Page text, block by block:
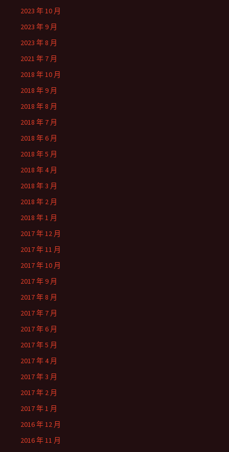
2023 年 10 月
2023 年 9 月
2023 年 8 月
2021 年 7 月
2018 年 10 月
2018 年 9 月
2018 年 8 月
2018 年 7 月
2018 年 6 月
2018 年 5 月
2018 年 4 月
2018 年 3 月
2018 年 2 月
2018 年 1 月
2017 年 12 月
2017 年 11 月
2017 年 10 月
2017 年 9 月
2017 年 8 月
2017 年 7 月
2017 年 6 月
2017 年 5 月
2017 年 4 月
2017 年 3 月
2017 年 2 月
2017 年 1 月
2016 年 12 月
2016 年 11 月